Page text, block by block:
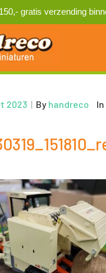
gratis verzending
2023 | By handreco In